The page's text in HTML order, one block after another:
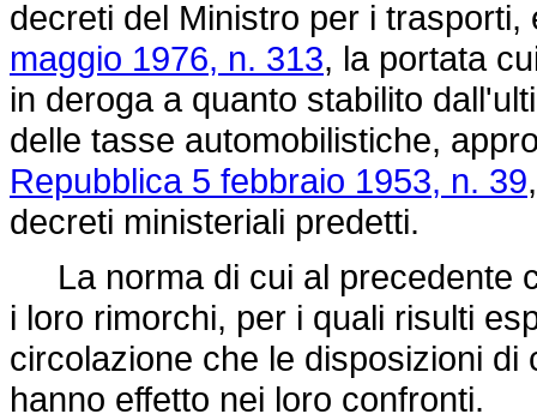
decreti del Ministro per i
maggio 1976, n. 313, la portata
in deroga a quanto stabilito
delle tasse automobilistiche,
Repubblica 5 febbraio 1953, n. 39
decreti ministeriali predetti.
La norma di cui al precedente
i loro rimorchi, per i quali risulti
circolazione che le disposizioni
hanno effetto nei loro confronti.